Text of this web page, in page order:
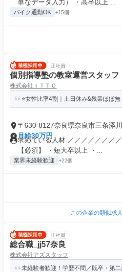
単なデータ入力） ・高卒以上 ...
バイク通勤OK +15個
正社員
個別指導塾の教室運営スタッフ
株式会社ＩＴＴＯ
⭐女性比率4割｜土日休み&残業ほぼ
〒630-8127奈良県奈良市三条添
月給30万円
求めている人材 ／／／／／／／
【必須】 ・短大卒以上 ・...
業界未経験歓迎 +22個
この企業の類似求
正社員
総合職_jj57奈良
株式会社アズスタッフ
未経験者歓迎！学歴不問／既卒・第